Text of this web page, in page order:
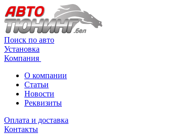
Поиск по авто
Установка
Компания
О компании
Статьи
Новости
Реквизиты
Оплата и доставка
Контакты